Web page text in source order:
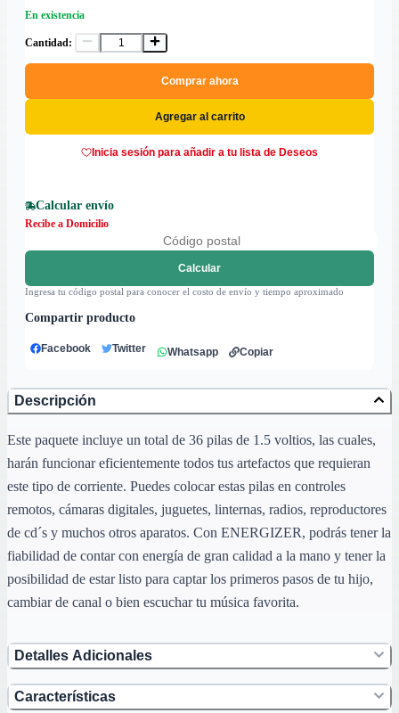
En existencia
Cantidad:
Comprar ahora
Agregar al carrito
Inicia sesión para añadir a tu lista de Deseos
Calcular envío
Recibe a Domicilio
Calcular
Ingresa tu código postal para conocer el costo de envío y tiempo aproximado
Compartir producto
Facebook Twitter Whatsapp Copiar
Descripción
Este paquete incluye un total de 36 pilas de 1.5 voltios, las cuales,
harán funcionar eficientemente todos tus artefactos que requieran
este tipo de corriente. Puedes colocar estas pilas en controles
remotos, cámaras digitales, juguetes, linternas, radios, reproductores
de cd´s y muchos otros aparatos. Con ENERGIZER, podrás tener la
fiabilidad de contar con energía de gran calidad a la mano y tener la
posibilidad de estar listo para captar los primeros pasos de tu hijo,
cambiar de canal o bien escuchar tu música favorita.
Detalles Adicionales
Características